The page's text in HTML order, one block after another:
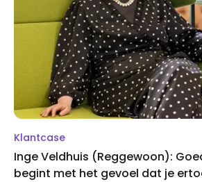
Klantcase
Inge Veldhuis (Reggewoon):
begint met het gevoel dat je